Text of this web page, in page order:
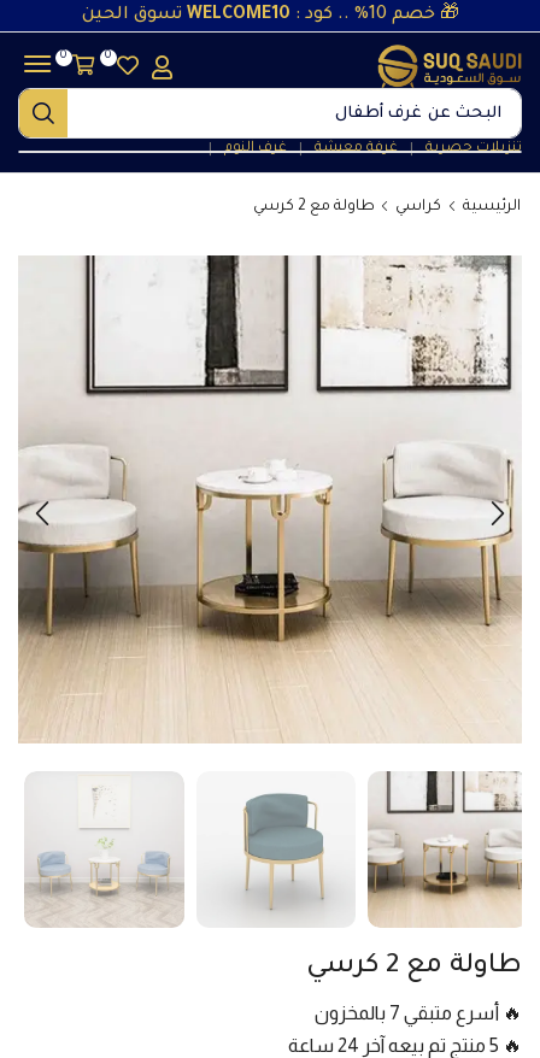
🎁 خصم 10% .. كود : WELCOME10 تسوق الحين
البحث عن غرف أطفال
تنزيلات حصرية ❘ غرفة معيشة ❘ غرف النوم ❘
0
0
الرئيسية كراسي طاولة مع 2 كرسي
طاولة مع 2 كرسي
🔥 أسرع متبقي 7 بالمخزون
🔥 5 منتج تم بيعه آخر 24 ساعة